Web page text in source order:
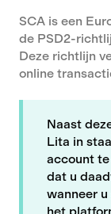
SCA is een
de PSD2-
Deze richtlijn
online
Naast
Lita in
account
dat u
wanneer